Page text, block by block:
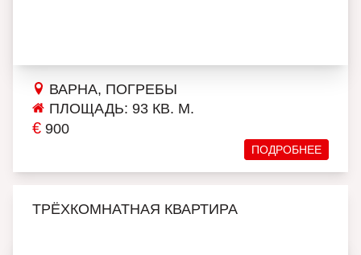
ВАРНА, ПОГРЕБЫ
ПЛОЩАДЬ: 93 КВ. М.
€ 900
ПОДРОБНЕЕ
ТРЁХКОМНАТНАЯ КВАРТИРА